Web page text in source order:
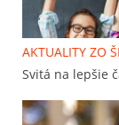
AKTUALITY ZO
Svitá na lepšie